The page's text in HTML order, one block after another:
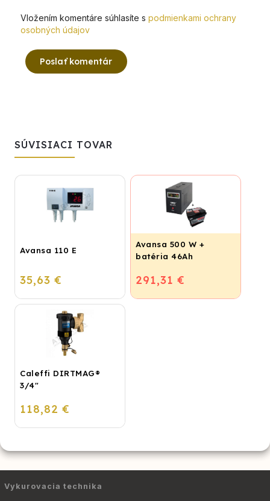
Vložením komentáre súhlasíte s podmienkami ochrany
osobných údajov
Poslať komentár
SÚVISIACI TOVAR
Avansa 110 E
35,63 €
Avansa 500 W +
batéria 46Ah
291,31 €
Caleffi DIRTMAG®
3/4"
118,82 €
Vykurovacia technika